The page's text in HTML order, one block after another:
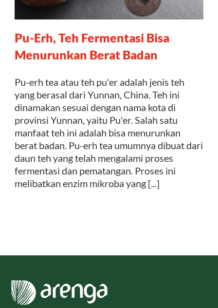
Pu-Erh, Teh Fermentasi Bisa
Menurunkan Berat Badan
Pu-erh tea atau teh pu'er adalah jenis teh
yang berasal dari Yunnan, China. Teh ini
dinamakan sesuai dengan nama kota di
provinsi Yunnan, yaitu Pu'er. Salah satu
manfaat teh ini adalah bisa menurunkan
berat badan. Pu-erh tea umumnya dibuat dari
daun teh yang telah mengalami proses
fermentasi dan pematangan. Proses ini
melibatkan enzim mikroba yang [...]